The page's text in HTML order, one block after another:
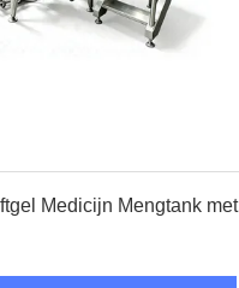
Medicijn Mengtank met